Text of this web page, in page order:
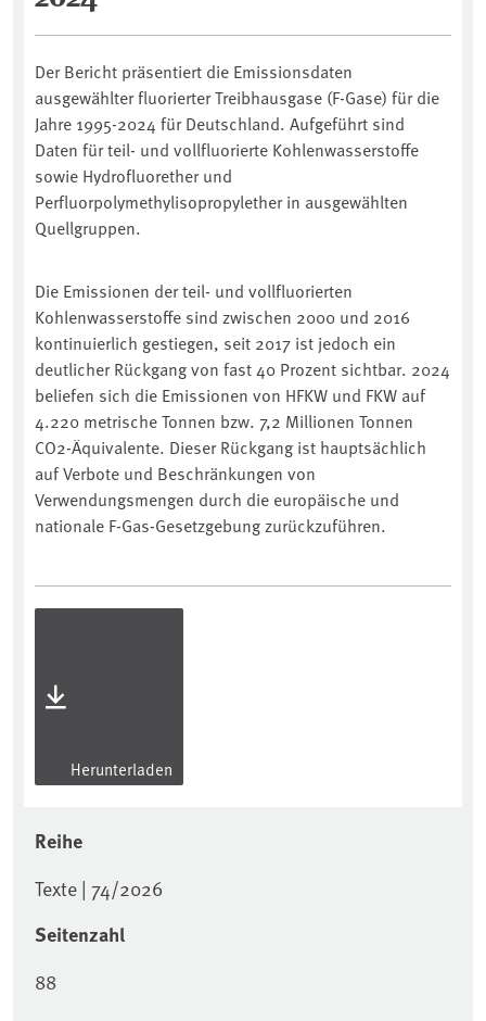
Der Bericht präsentiert die Emissionsdaten
ausgewählter fluorierter Treibhausgase (F-Gase) für die
Jahre 1995-2024 für Deutschland. Aufgeführt sind
Daten für teil- und vollfluorierte Kohlenwasserstoffe
sowie Hydrofluorether und
Perfluorpolymethylisopropylether in ausgewählten
Quellgruppen.
Die Emissionen der teil- und vollfluorierten
Kohlenwasserstoffe sind zwischen 2000 und 2016
kontinuierlich gestiegen, seit 2017 ist jedoch ein
deutlicher Rückgang von fast 40 Prozent sichtbar. 2024
beliefen sich die Emissionen von HFKW und FKW auf
4.220 metrische Tonnen bzw. 7,2 Millionen Tonnen
CO2-Äquivalente. Dieser Rückgang ist hauptsächlich
auf Verbote und Beschränkungen von
Verwendungsmengen durch die europäische und
nationale F-Gas-Gesetzgebung zurückzuführen.
Herunterladen
Reihe
Texte | 74/2026
Seitenzahl
88